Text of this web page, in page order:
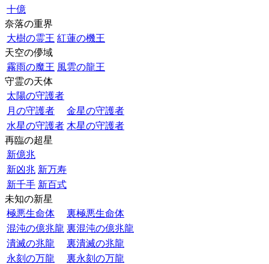
十億
奈落の重界
大樹の霊王 紅蓮の機王
天空の儚域
霧雨の魔王 風雲の龍王
守霊の天体
太陽の守護者
月の守護者
金星の守護者
水星の守護者 木星の守護者
再臨の超星
新億兆
新凶兆 新万寿
新千手 新百式
未知の新星
極悪生命体
裏極悪生命体
混沌の億兆龍 裏混沌の億兆龍
潰滅の兆龍
裏潰滅の兆龍
永刻の万龍
裏永刻の万龍